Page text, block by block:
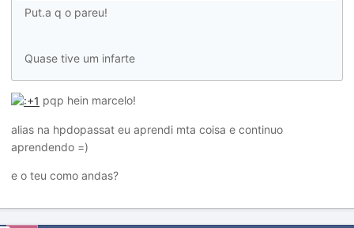
Put.a q o pareu!
Quase tive um infarte
pqp hein marcelo!
alias na hpdopassat eu aprendi mta coisa e continuo
aprendendo =)
e o teu como andas?